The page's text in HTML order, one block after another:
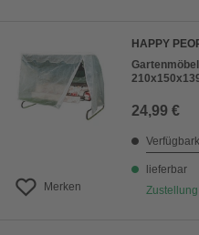
Merken
HAPPY
24,99 €
lieferbar